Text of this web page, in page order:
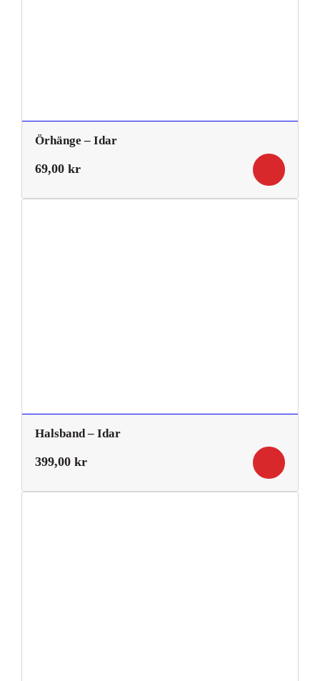
Örhänge – Idar
69,00 kr
Halsband – Idar
399,00 kr